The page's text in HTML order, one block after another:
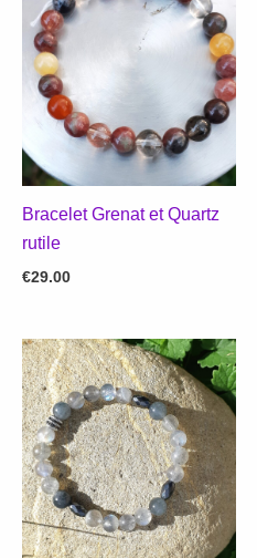
Bracelet Grenat et Quartz
rutile
€29.00